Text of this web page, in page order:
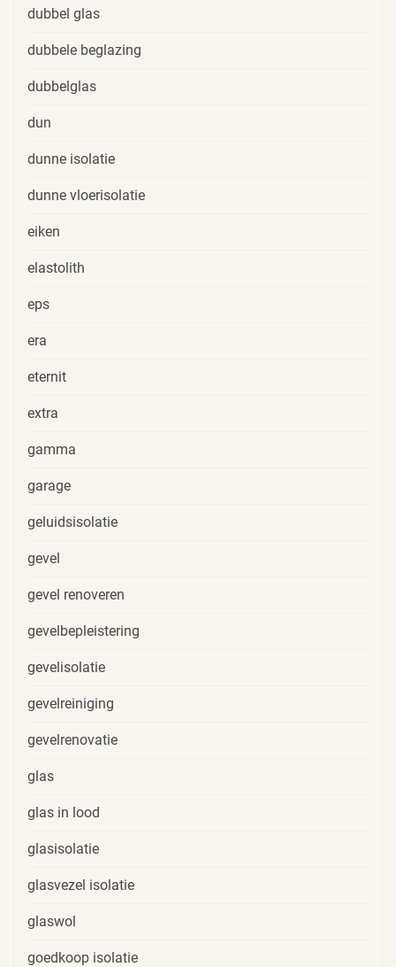
dubbel glas
dubbele beglazing
dubbelglas
dun
dunne isolatie
dunne vloerisolatie
eiken
elastolith
eps
era
eternit
extra
gamma
garage
geluidsisolatie
gevel
gevel renoveren
gevelbepleistering
gevelisolatie
gevelreiniging
gevelrenovatie
glas
glas in lood
glasisolatie
glasvezel isolatie
glaswol
goedkoop isolatie